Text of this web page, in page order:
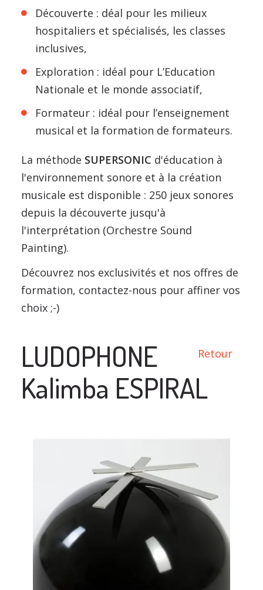
Découverte : déal pour les milieux
hospitaliers et spécialisés, les classes
inclusives,
Exploration : idéal pour L’Education
Nationale et le monde associatif,
Formateur : idéal pour l’enseignement
musical et la formation de formateurs.
La méthode SUPERSONIC d'éducation à
l'environnement sonore et à la création
musicale est disponible : 250 jeux sonores
depuis la découverte jusqu'à
l'interprétation (Orchestre Sound
Painting).
Découvrez nos exclusivités et nos offres de
formation, contactez-nous pour affiner vos
choix ;-)
Retour
LUDOPHONE
Kalimba ESPIRAL